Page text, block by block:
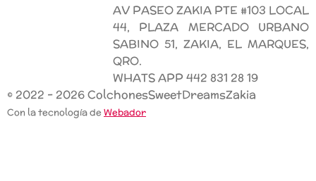
AV PASEO ZAKIA PTE #103 LOCAL
44, PLAZA MERCADO URBANO
SABINO 51, ZAKIA, EL MARQUES,
QRO.
WHATS APP 442 831 28 19
© 2022 - 2026 ColchonesSweetDreamsZakia
Con la tecnología deWebador